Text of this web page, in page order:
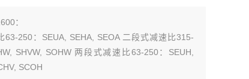
：
250：SEUA, SEHA, SEOA 二段式减速比315-
SHVW, SOHW 两段式减速比63-250：SEUH,
SCOH